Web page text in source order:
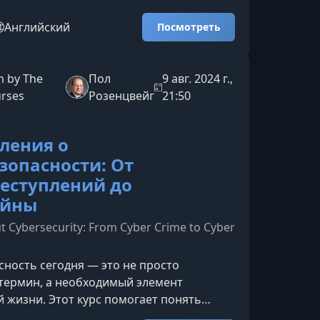
конфиденциальной информации в
риски и научитесь снижать их под
эксперта по анализу данных.Что вы
привычки и защитить свои
мошенничества и
доступа. Ка
Английский Посмотреть
by The
Пол
Розенцвейг
9 авг. 2024 г.,
21:50
о
От
до
Cybersecurity: From Cyber Crime to Cyber
сегодня — это не просто
а необходимый элемент
жизни. Этот курс помогает понять
и научиться защищаться в